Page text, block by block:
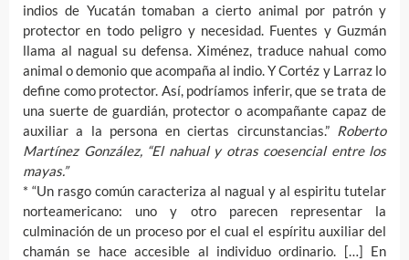
indios de Yucatán tomaban a cierto animal por patrón y
protector en todo peligro y necesidad. Fuentes y Guzmán
llama al nagual su defensa. Ximénez, traduce nahual como
animal o demonio que acompaña al indio. Y Cortéz y Larraz lo
define como protector. Así, podríamos inferir, que se trata de
una suerte de guardián, protector o acompañante capaz de
auxiliar a la persona en ciertas circunstancias.” Roberto
Martínez González, “El nahual y otras coesencial entre los
mayas.”
* “Un rasgo común caracteriza al nagual y al espiritu tutelar
norteamericano: uno y otro parecen representar la
culminación de un proceso por el cual el espíritu auxiliar del
chamán se hace accesible al individuo ordinario. […] En